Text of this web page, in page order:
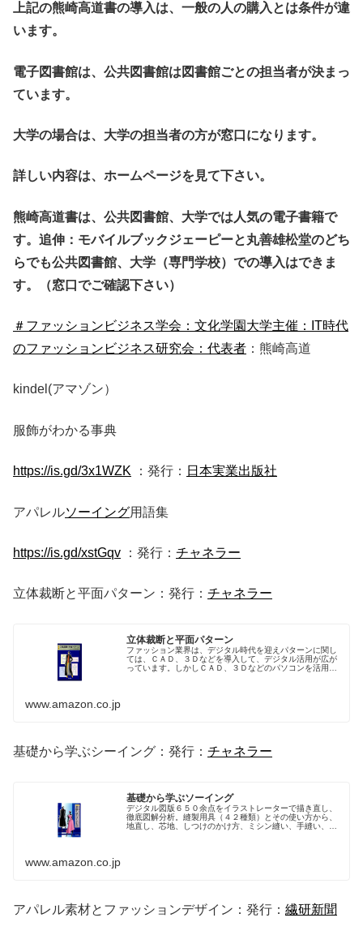
上記の熊崎高道書の導入は、一般の人の購入とは条件が違
います。
電子図書館は、公共図書館は図書館ごとの担当者が決まっ
ています。
大学の場合は、大学の担当者の方が窓口になります。
詳しい内容は、ホームページを見て下さい。
熊崎高道書は、公共図書館、大学では人気の電子書籍で
す。追伸：モバイルブックジェーピーと丸善雄松堂のどち
らでも公共図書館、大学（専門学校）での導入はできま
す。（窓口でご確認下さい）
＃ファッションビジネス学会：文化学園大学主催：IT時代
のファッションビジネス研究会：代表者 ：熊崎高道
kindel(アマゾン）
服飾がわかる事典
https://is.gd/3x1WZK ：発行： 日本実業出版社
アパレルソーイング用語集
https://is.gd/xstGqv ：発行： チャネラー
立体裁断と平面パターン：発行： チャネラー
立体裁断と平面パターン
ファッション業界は、デジタル時代を迎えパターンに関し
ては、ＣＡＤ、３Ｄなどを導入して、デジタル活用が広が
っています。しかしＣＡＤ、３Ｄなどのパソコンを活用す
www.amazon.co.jp
基礎から学ぶシーイング：発行： チャネラー
基礎から学ぶソーイング
デジタル図版６５０余点をイラストレーターで描き直し、
徹底図解分析。縫製用具（４２種類）とその使い方から、
地直し、芯地、しつけのかけ方、ミシン縫い、手縫い、ボ
www.amazon.co.jp
アパレル素材とファッションデザイン：発行： 繊研新聞